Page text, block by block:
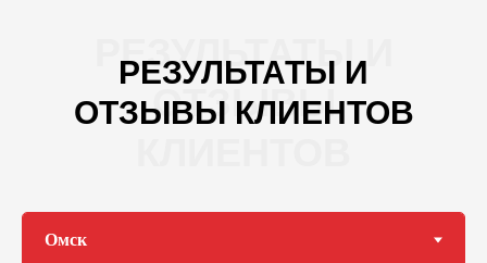
РЕЗУЛЬТАТЫ И
ОТЗЫВЫ
РЕЗУЛЬТАТЫ И
ОТЗЫВЫ КЛИЕНТОВ